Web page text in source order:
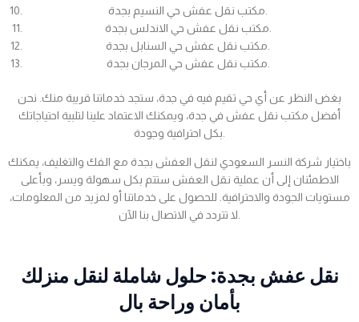
بغض النظر عن أي حي تقيم فيه في جدة، ستجد خدماتنا قريبة منك. نحن
أفضل مكتب نقل عفش في جدة، ويمكنك الاعتماد علينا لتلبية احتياجاتك
باختيار شركة النسر السعودي لنقل العفش بجدة مع الفك والتغليف، يمكنك
الاطمئنان إلى أن عملية نقل العفش ستتم بكل سهولة ويسر، وبأعلى
مستويات الجودة والاحترافية. للحصول على خدماتنا أو لمزيد من المعلومات،
نقل عفش بجدة: حلول شاملة لنقل منزلك
بأمان وراحة بال